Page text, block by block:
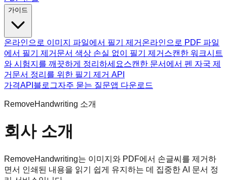
가이드
온라인으로 이미지 파일에서 필기 제거 온라인으로 PDF 파일
에서 필기 제거 문서 색상 손실 없이 필기 제거 스캔한 워크시트
와 시험지를 깨끗하게 정리하세요스캔한 문서에서 펜 자국 제
거 문서 정리를 위한 필기 제거 API
가격API 블로그자주 묻는 질문앱 다운로드
RemoveHandwriting 소개
회사 소개
RemoveHandwriting는 이미지와 PDF에서 손글씨를 제거하
면서 인쇄된 내용을 읽기 쉽게 유지하는 데 집중한 AI 문서 정